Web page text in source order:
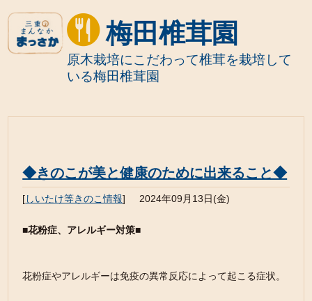
梅田椎茸園
原木栽培にこだわって椎茸を栽培して
いる梅田椎茸園
◆きのこが美と健康のために出来ること◆
[しいたけ等きのこ情報] 2024年09月13日(金)
■花粉症、アレルギー対策■
花粉症やアレルギーは免疫の異常反応によって起こる症状。